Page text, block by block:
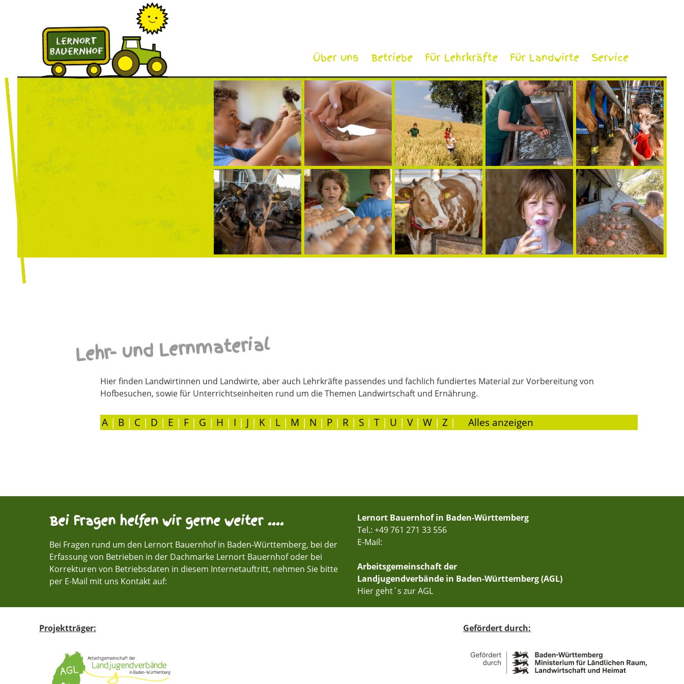
Über uns Betriebe Für Lehrkräfte Für Landwirte Service
Lehr- und Lernmaterial
Hier finden Landwirtinnen und Landwirte, aber auch Lehrkräfte passendes und fachlich fundiertes Material zur Vorbereitung von
Hofbesuchen, sowie für Unterrichtseinheiten rund um die Themen Landwirtschaft und Ernährung.
A| B| C| D | E | F| G | H | I | J | K| L| M | N | P| R| S| T| U | V| W| Z | Alles anzeigen
Bei Fragen helfen wir gerne weiter ....
Bei Fragen rund um den Lernort Bauernhof in Baden-Württemberg, bei der
Erfassung von Betrieben in der Dachmarke Lernort Bauernhof oder bei
Korrekturen von Betriebsdaten in diesem Internetauftritt, nehmen Sie bitte
per E-Mail mit uns Kontakt auf:
Lernort Bauernhof in Baden-Württemberg
Tel.: +49 761 271 33 556
E-Mail:
Arbeitsgemeinschaft der
Landjugendverbände in Baden-Württemberg (AGL)
Hier geht´s zur AGL
Projektträger: Gefördert durch: